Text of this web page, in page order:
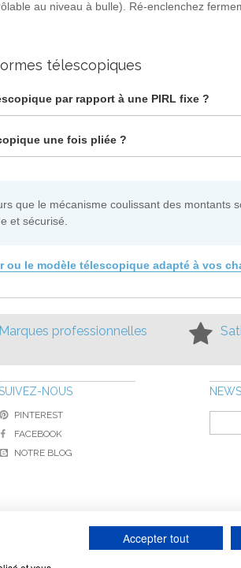
au niveau à bulle). Ré-enclenchez
télescopiques
par rapport à une PIRL fixe ?
une fois pliée ?
que le mécanisme coulissant des montants
et sécurisé.
ou le modèle télescopique adapté à vos
Marques professionnelles
NOUS
PINTEREST
FACEBOOK
NOTRE BLOG
Accepter tout